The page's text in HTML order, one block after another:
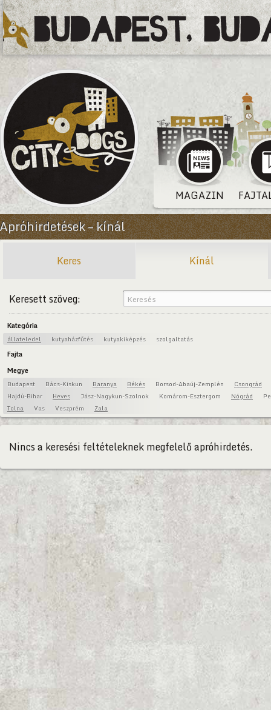
MAGAZIN
Apróhirdetések – kínál
Keres Kínál
Keresett szöveg:
Kategória
állateledel kutyaházfűtés kutyakiképzés szolgaltatás
Fajta
Megye
Budapest Bács-Kiskun Baranya Békés Borsod-Abaúj-Zemplén
Csongrád
Hajdú-Bihar
Heves Jász-Nagykun-Szolnok Komárom-Esztergom Nógrád
Tolna
Vas Veszprém Zala
Nincs a keresési feltételeknek megfelelő apróhirdetés.